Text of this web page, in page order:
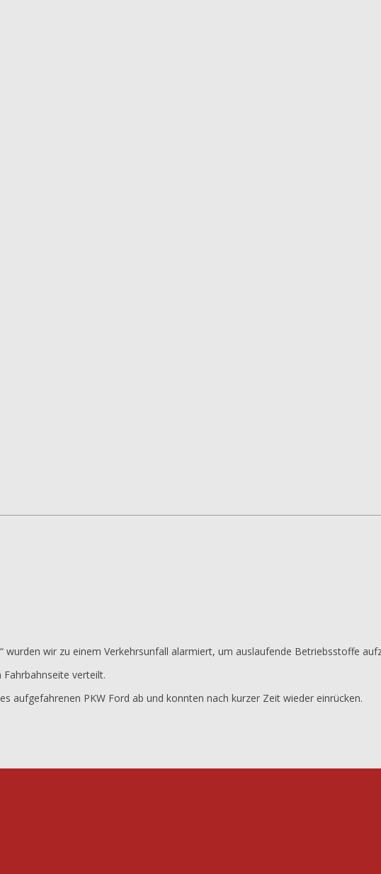
wurden wir zu einem Verkehrsunfall alarmiert, um auslaufende Betriebsstoffe
verteilt.
aufgefahrenen PKW Ford ab und konnten nach kurzer Zeit wieder einrücken.